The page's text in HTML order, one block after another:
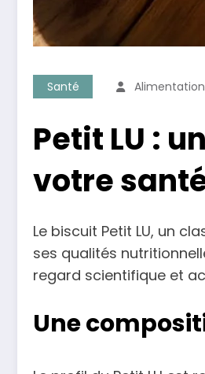
Santé
Petit LU :
votre
Le biscuit Petit LU, un
ses qualités
regard scientifique et
Une